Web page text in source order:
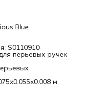
Blue
S0110910
перьевых ручек
м